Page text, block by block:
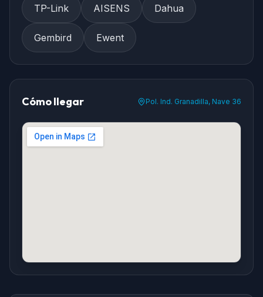
TP-Link AISENS Dahua
Gembird Ewent
Cómo llegar Pol. Ind. Granadilla, Nave 36